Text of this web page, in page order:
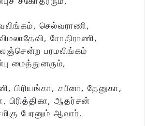
செல்வராணி,
சோதிராணி,
பரமலிங்கம்
மைத்துனரும்,
பிரியங்கா, சபீனா, தேனுகா,
பிரித்திகா, ஆதர்சன்
பேரனும் ஆவார்.